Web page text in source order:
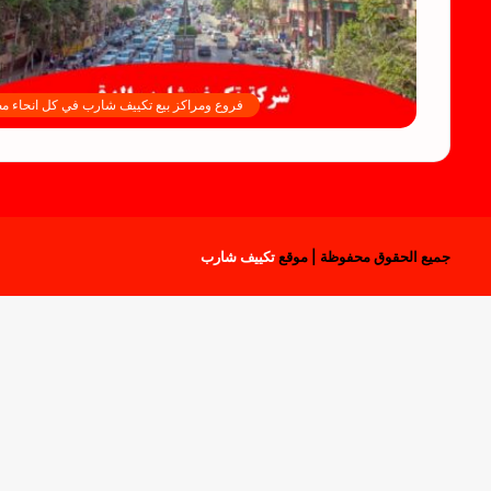
فروع ومراكز بيع تكييف شارب في كل انحاء
جميع الحقوق محفوظة | موقع تكييف شارب